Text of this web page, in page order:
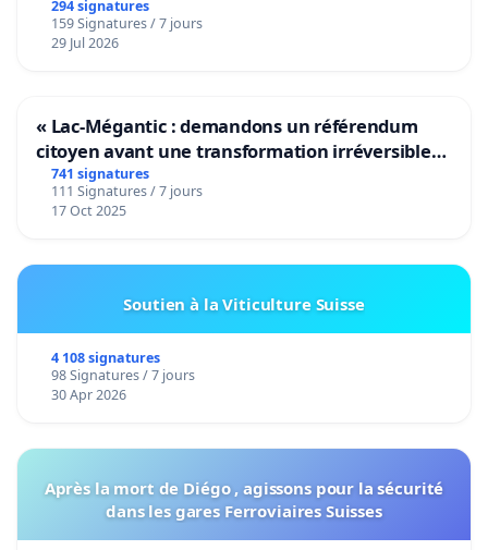
294 signatures
159 Signatures / 7 jours
29 Jul 2026
« Lac-Mégantic : demandons un référendum
citoyen avant une transformation irréversible
de notre territoire »
741 signatures
111 Signatures / 7 jours
17 Oct 2025
Soutien à la Viticulture Suisse
4 108 signatures
98 Signatures / 7 jours
30 Apr 2026
Après la mort de Diégo , agissons pour la sécurité
dans les gares Ferroviaires Suisses